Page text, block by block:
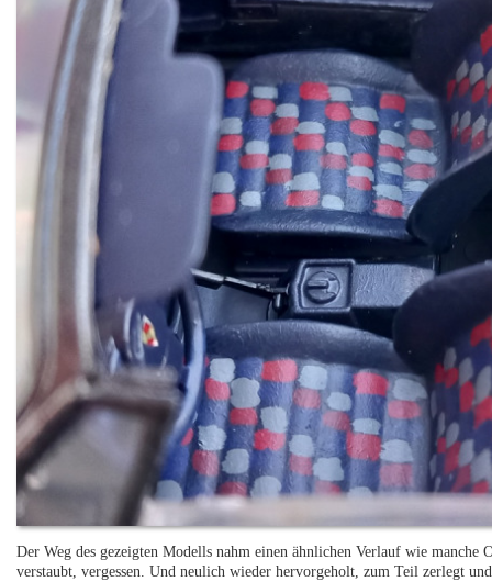
Der Weg des gezeigten Modells nahm einen ähnlichen Verlauf wie
verstaubt, vergessen. Und neulich wieder hervorgeholt, zum Teil zerlegt